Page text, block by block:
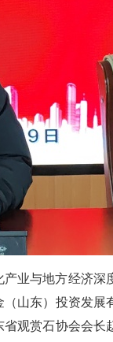
业与地方经济深
山东）投资发展
观赏石协会会长